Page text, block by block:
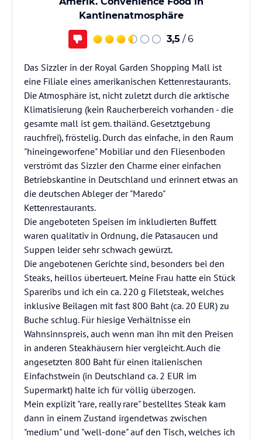
Kantinenatmosphäre
3,5 / 6
Das Sizzler in der Royal Garden Shopping Mall ist
eine Filiale eines amerikanischen Kettenrestaurants.
Die Atmosphäre ist, nicht zuletzt durch die arktische
Klimatisierung (kein Raucherbereich vorhanden - die
gesamte mall ist gem. thailänd. Gesetztgebung
rauchfrei), fröstelig. Durch das einfache, in den Raum
"hineingeworfene" Mobiliar und den Fliesenboden
verströmt das Sizzler den Charme einer einfachen
Betriebskantine in Deutschland und erinnert etwas an
die deutschen Ableger der "Maredo"
Kettenrestaurants.
Die angeboteten Speisen im inkludierten Buffett
waren qualitativ in Ordnung, die Patasaucen und
Suppen leider sehr schwach gewürzt.
Die angebotenen Gerichte sind, besonders bei den
Steaks, heillos überteuert. Meine Frau hatte ein Stück
Spareribs und ich ein ca. 220 g Filetsteak, welches
inklusive Beilagen mit fast 800 Baht (ca. 20 EUR) zu
Buche schlug. Für hiesige Verhältnisse ein
Wahnsinnspreis, auch wenn man ihn mit den Preisen
in anderen Steakhäusern hier vergleicht. Auch die
angesetzten 800 Baht für einen italienischen
Einfachstwein (in Deutschland ca. 2 EUR im
Supermarkt) halte ich für völlig überzogen.
Mein explizit "rare, really rare" bestelltes Steak kam
dann in einem Zustand irgendetwas zwischen
"medium" und "well-done" auf den Tisch, welches ich